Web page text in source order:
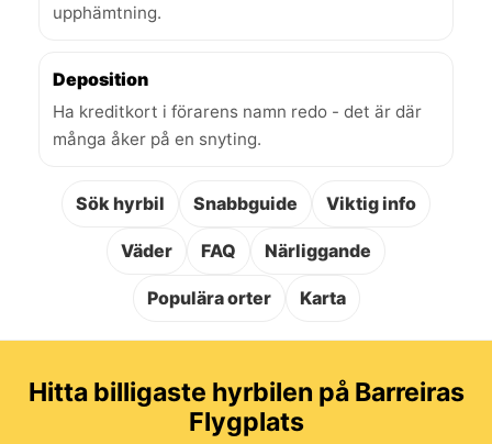
upphämtning.
Deposition
Ha kreditkort i förarens namn redo - det är där
många åker på en snyting.
Sök hyrbil Snabbguide Viktig info
Väder FAQ Närliggande
Populära orter Karta
Hitta billigaste hyrbilen på Barreiras
Flygplats